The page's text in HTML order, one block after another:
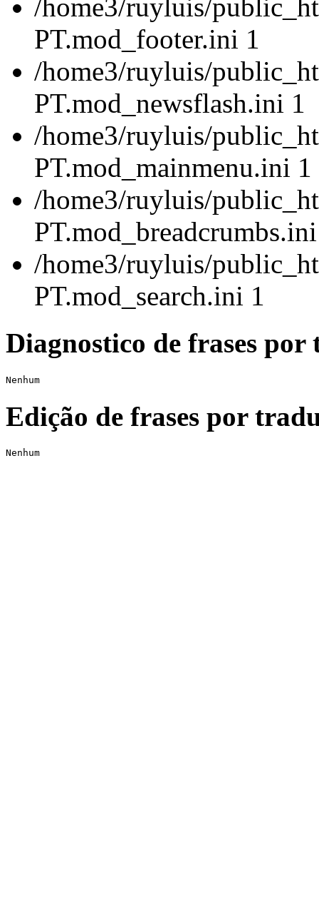
/home3/ruyluis/
PT.mod_footer.ini 1
/home3/ruyluis/
PT.mod_newsflash.ini 1
/home3/ruyluis/
PT.mod_mainmenu.ini 1
/home3/ruyluis/
/home3/ruyluis/
PT.mod_search.ini 1
Diagnostico de frases
Nenhum
Edição de frases por
Nenhum